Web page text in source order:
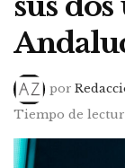
por
Tiempo de